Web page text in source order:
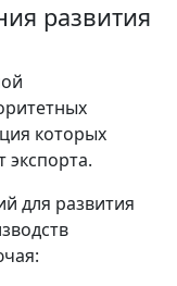
развития
которых
экспорта.
для развития